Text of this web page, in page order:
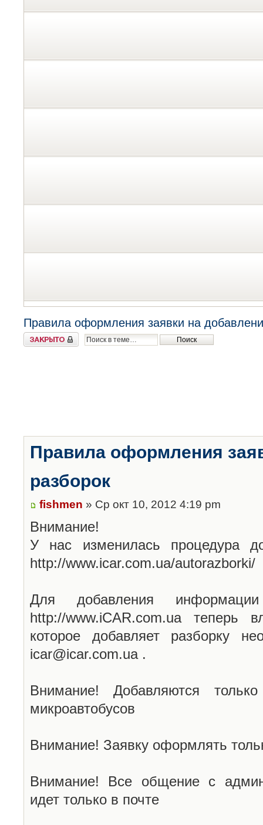
Правила оформления заявки на
Закрыто
Правила оформления
разборок
fishmen » Ср окт 10, 2012 4:19 pm
Внимание!
У нас изменилась процедура
http://www.icar.com.ua/autorazborki/
Для добавления
http://www.iCAR.com.ua теперь
которое добавляет разборку
icar@icar.com.ua .
Внимание! Добавляются
микроавтобусов
Внимание! Заявку оформлять
Внимание! Все общение с
идет только в почте